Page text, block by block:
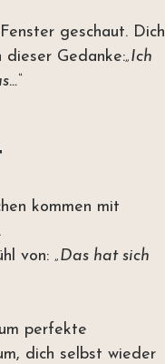
geschaut. Dich
dieser Gedanke:„Ich
kommen mit
von: „Das hat sich
perfekte
dich selbst wieder